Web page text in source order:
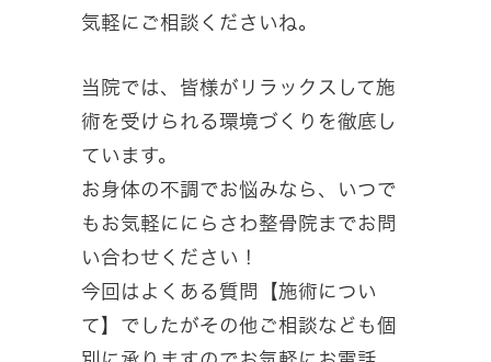
気軽にご相談くださいね。
当院では、皆様がリラックスして施
術を受けられる環境づくりを徹底し
ています。
お身体の不調でお悩みなら、いつで
もお気軽ににらさわ整骨院までお問
い合わせください！
今回はよくある質問【施術につい
て】でしたがその他ご相談なども個